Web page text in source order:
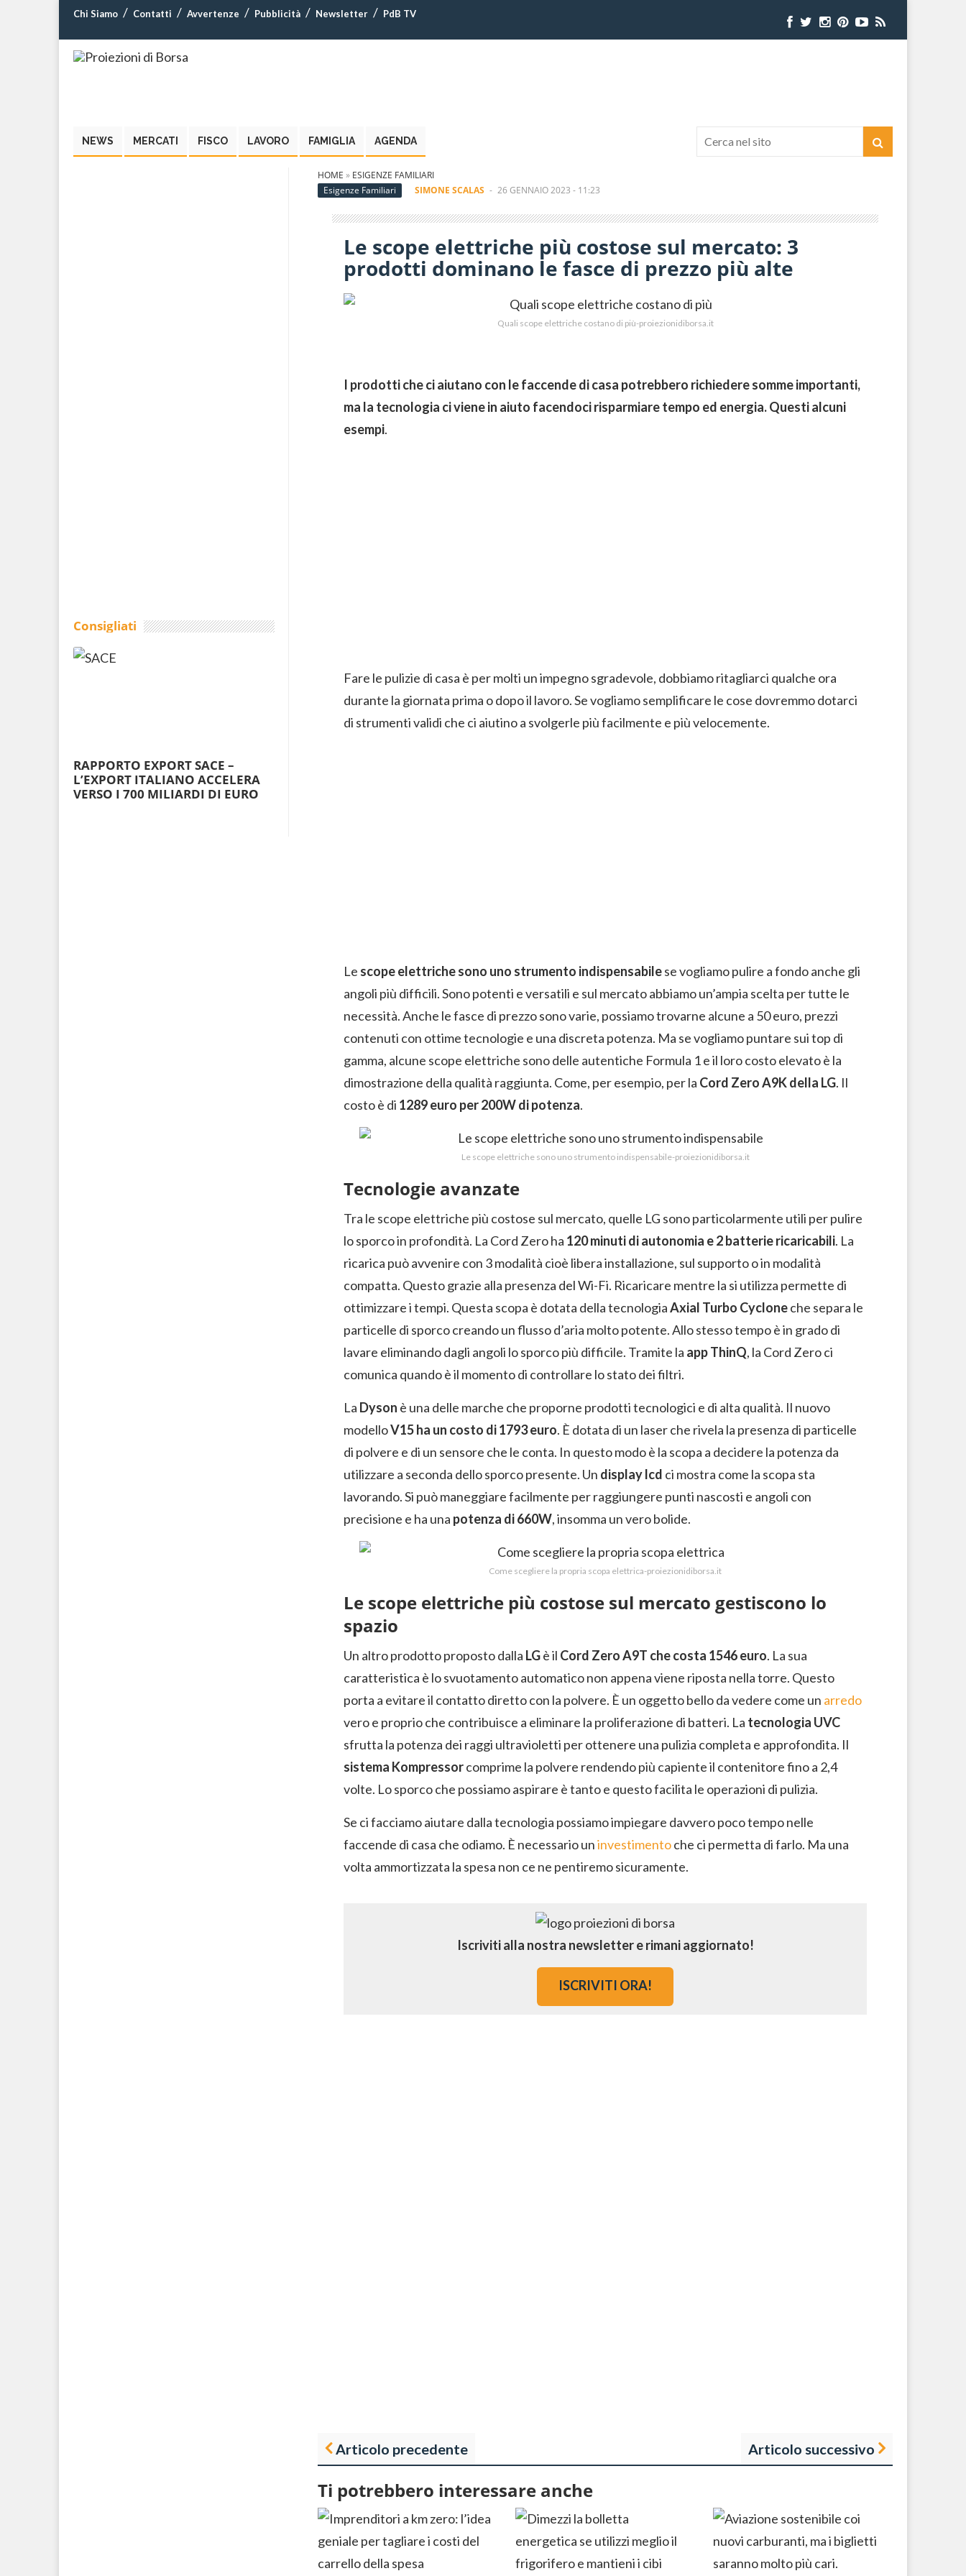
Chi Siamo Contatti Avvertenze Pubblicità Newsletter PdB TV
NEWS MERCATI FISCO LAVORO FAMIGLIA AGENDA
HOME » ESIGENZE FAMILIARI
Esigenze Familiari
SIMONE SCALAS - 26 GENNAIO 2023 - 11:23
Le scope elettriche più costose sul mercato: 3
prodotti dominano le fasce di prezzo più alte
Quali scope elettriche costano di più-proiezionidiborsa.it
I prodotti che ci aiutano con le faccende di casa potrebbero richiedere somme importanti,
ma la tecnologia ci viene in aiuto facendoci risparmiare tempo ed energia. Questi alcuni
esempi.
Fare le pulizie di casa è per molti un impegno sgradevole, dobbiamo ritagliarci qualche ora
durante la giornata prima o dopo il lavoro. Se vogliamo semplificare le cose dovremmo dotarci
di strumenti validi che ci aiutino a svolgerle più facilmente e più velocemente.
Le scope elettriche sono uno strumento indispensabilese vogliamo pulire a fondo anche gli
angoli più difficili. Sono potenti e versatili e sul mercato abbiamo un’ampia scelta per tutte le
necessità. Anche le fasce di prezzo sono varie, possiamo trovarne alcune a 50 euro, prezzi
contenuti con ottime tecnologie e una discreta potenza. Ma se vogliamo puntare sui top di
gamma, alcune scope elettriche sono delle autentiche Formula 1 e il loro costo elevato è la
dimostrazione della qualità raggiunta. Come, per esempio, per la Cord Zero A9K della LG. Il
costo è di 1289 euro per 200W di potenza.
Le scope elettriche sono uno strumento indispensabile-proiezionidiborsa.it
Tecnologie avanzate
Tra le scope elettriche più costose sul mercato, quelle LG sono particolarmente utili per pulire
lo sporco in profondità. La Cord Zero ha 120 minuti di autonomia e 2 batterie ricaricabili. La
ricarica può avvenire con 3 modalità cioè libera installazione, sul supporto o in modalità
compatta. Questo grazie alla presenza del Wi-Fi. Ricaricare mentre la si utilizza permette di
ottimizzare i tempi. Questa scopa è dotata della tecnologiaAxial Turbo Cycloneche separa le
particelle di sporco creando un flusso d’aria molto potente. Allo stesso tempo è in grado di
lavare eliminando dagli angoli lo sporco più difficile. Tramite la app ThinQ, la Cord Zero ci
comunica quando è il momento di controllare lo stato dei filtri.
La Dyson è una delle marche che proporne prodotti tecnologici e di alta qualità. Il nuovo
modelloV15 ha un costo di 1793 euro. È dotata di un laser che rivela la presenza di particelle
di polvere e di un sensore che le conta. In questo modo è la scopa a decidere la potenza da
utilizzare a seconda dello sporco presente. Un display lcd ci mostra come la scopa sta
lavorando. Si può maneggiare facilmente per raggiungere punti nascosti e angoli con
precisione e ha una potenza di 660W, insomma un vero bolide.
Come scegliere la propria scopa elettrica-proiezionidiborsa.it
Le scope elettriche più costose sul mercato gestiscono lo
spazio
Un altro prodotto proposto dalla LGè il Cord Zero A9T che costa 1546 euro. La sua
caratteristica è lo svuotamento automatico non appena viene riposta nella torre. Questo
porta a evitare il contatto diretto con la polvere. È un oggetto bello da vedere come un arredo
vero e proprio che contribuisce a eliminare la proliferazione di batteri. La tecnologia UVC
sfrutta la potenza dei raggi ultravioletti per ottenere una pulizia completa e approfondita. Il
sistema Kompressorcomprime la polvere rendendo più capiente il contenitore fino a 2,4
volte. Lo sporco che possiamo aspirare è tanto e questo facilita le operazioni di pulizia.
Se ci facciamo aiutare dalla tecnologia possiamo impiegare davvero poco tempo nelle
faccende di casa che odiamo. È necessario uninvestimentoche ci permetta di farlo. Ma una
volta ammortizzata la spesa non ce ne pentiremo sicuramente.
Iscriviti alla nostra newsletter e rimani aggiornato!
ISCRIVITI ORA!
Articolo precedente Articolo successivo
Ti potrebbero interessare anche
Consigliati
RAPPORTO EXPORT SACE –
L’EXPORT ITALIANO ACCELERA
VERSO I 700 MILIARDI DI EURO